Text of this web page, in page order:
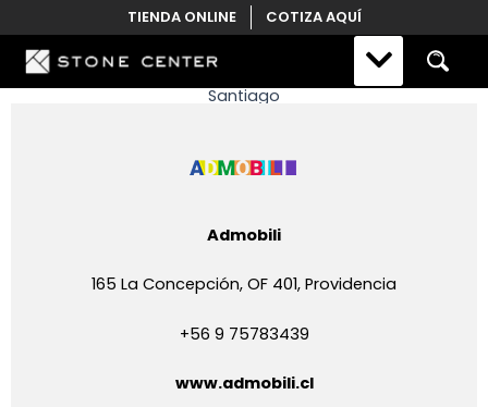
to
content
TIENDA ONLINE COTIZA AQUÍ
Santiago
Admobili
165 La Concepción, OF 401, Providencia
+56 9 75783439
www.admobili.cl